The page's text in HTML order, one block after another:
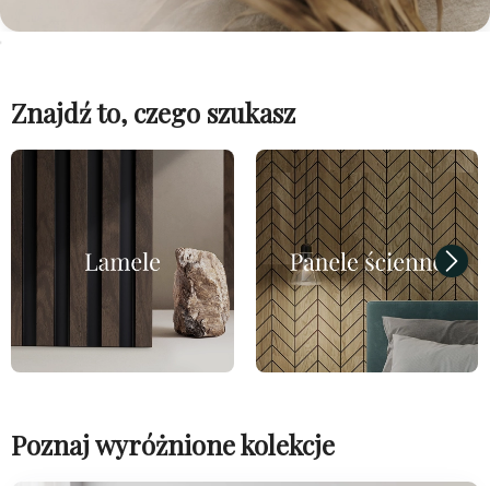
Znajdź to, czego szukasz
Poznaj wyróżnione kolekcje